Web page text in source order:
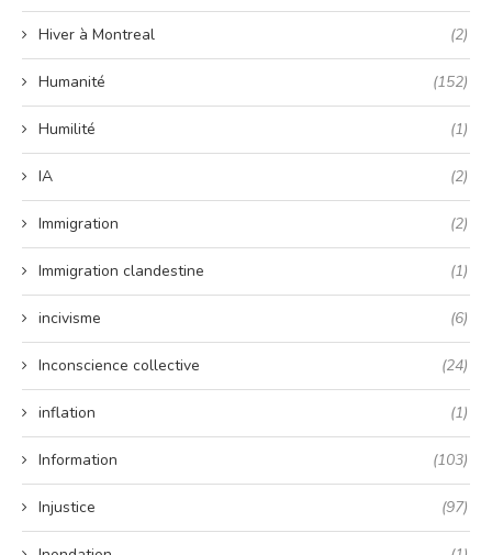
Hiver à Montreal (2)
Humanité (152)
Humilité (1)
IA (2)
Immigration (2)
Immigration clandestine (1)
incivisme (6)
Inconscience collective (24)
inflation (1)
Information (103)
Injustice (97)